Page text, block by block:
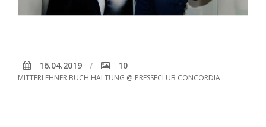
16.04.2019 10
MITTERLEHNER BUCH HALTUNG @ PRESSECLUB CONCORDIA